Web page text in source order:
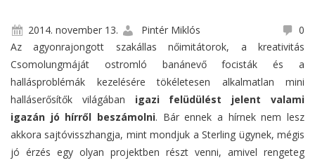
téma lett a
hallás
2014. november 13. Pintér Miklós
0
Az agyonrajongott szakállas nőimitátorok, a kreativitás
Csomolungmáját ostromló banánevő focisták és a
hallásproblémák kezelésére tökéletesen alkalmatlan mini
halláserősítők világában igazi felüdülést jelent valami
igazán jó hírről beszámolni. Bár ennek a hírnek nem lesz
akkora sajtóvisszhangja, mint mondjuk a Sterling ügynek, mégis
jó érzés egy olyan projektben részt venni, amivel rengeteg